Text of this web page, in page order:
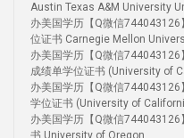
Austin Texas A&M University
办美国学历【Q微信
位证书 Carnegie Mellon
办美国学历【Q微信744043126
成绩单学位证书 (University of
办美国学历【Q微信
学位证书 (University of
办美国学历【Q微信